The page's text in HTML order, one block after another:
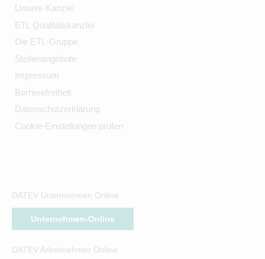
Unsere Kanzlei
ETL Qualitätskanzlei
Die ETL-Gruppe
Stellenangebote
Impressum
Barrierefreiheit
Datenschutzerklärung
Cookie-Einstellungen prüfen
DATEV Unternehmen Online
Unternehmen-Online
DATEV Arbeitnehmer Online